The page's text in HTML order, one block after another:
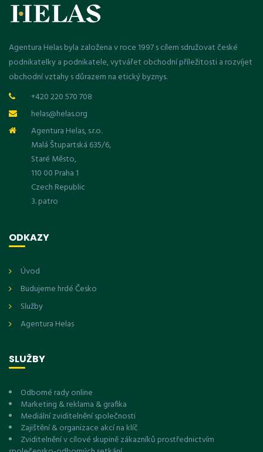
Agentura Helas byla založena v roce 1997 s cílem sdružovat české
podnikatelky a podnikatele, vytvářet obchodní příležitosti a rozvíjet
obchodní vztahy s důrazem na etický byznys.
+420 220 570 708
helas@helas.org
Agentura Helas, s.r.o.
Malá Štupartská 635/6,
Staré Město,
110 00 Praha 1
Czech Republic
3. patro
ODKAZY
Úvod
Budujeme hrdé Česko
Služby
Agentura Helas
SLUŽBY
Odborné rady online
Marketing & reklama & grafika
Mediální zviditelnění společnosti
Zajištění & organizace akcí na klíč
Zviditelnění v cílové skupině zákazníků prostřednictvím